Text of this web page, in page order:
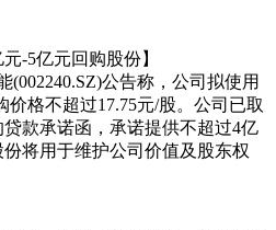
-5亿元回购股份】
(002240.SZ)公告称，公司拟使用
格不超过17.75元/股。公司已取
款承诺函，承诺提供不超过4亿
将用于维护公司价值及股东权